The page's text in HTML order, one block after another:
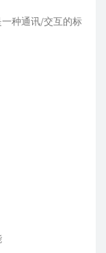
种通讯/交互的标